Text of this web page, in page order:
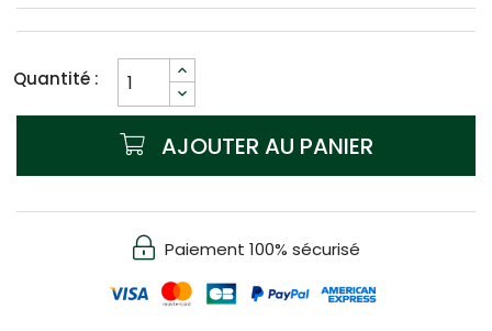
Quantité :
AJOUTER AU PANIER
Paiement 100% sécurisé